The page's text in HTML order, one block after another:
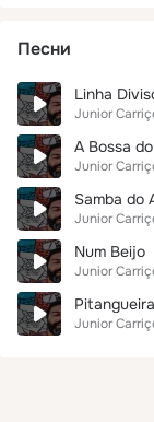
Песни
Linha
Junior
A Bossa
Junior
Samba do
Junior
Num Beijo
Junior
Pitangueira
Junior